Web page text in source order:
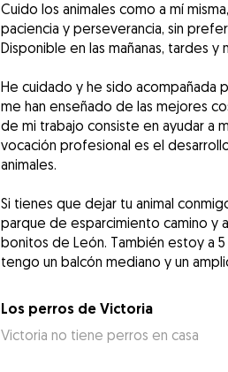
Cuido los animales como a mí
paciencia y perseverancia, sin
Disponible en las mañanas, tardes y
He cuidado y he sido acompañada
me han enseñado de las mejores
de mi trabajo consiste en ayudar a
vocación profesional es el
animales.
Si tienes que dejar tu animal
parque de esparcimiento camino y
bonitos de León. También estoy a 5
tengo un balcón mediano y un
Los perros de Victoria
Victoria no tiene perros en casa